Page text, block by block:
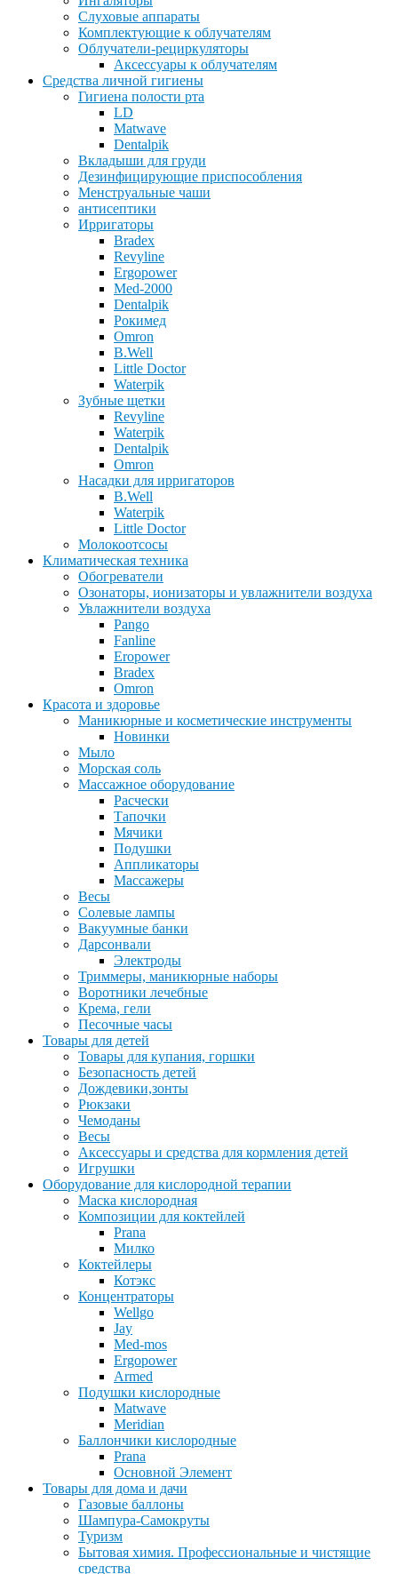
Слуховые аппараты
Комплектующие к облучателям
Облучатели-рециркуляторы
Аксессуары к облучателям
Средства личной гигиены
Гигиена полости рта
LD
Matwave
Dentalpik
Вкладыши для груди
Дезинфицирующие приспособления
Менструальные чаши
антисептики
Ирригаторы
Bradex
Revyline
Ergopower
Med-2000
Dentalpik
Рокимед
Omron
B.Well
Little Doctor
Waterpik
Зубные щетки
Revyline
Waterpik
Dentalpik
Omron
Насадки для ирригаторов
B.Well
Waterpik
Little Doctor
Молокоотсосы
Климатическая техника
Обогреватели
Озонаторы, ионизаторы и увлажнители воздуха
Увлажнители воздуха
Pango
Fanline
Eropower
Bradex
Omron
Красота и здоровье
Маникюрные и косметические инструменты
Новинки
Мыло
Морская соль
Массажное оборудование
Расчески
Тапочки
Мячики
Подушки
Аппликаторы
Массажеры
Весы
Солевые лампы
Вакуумные банки
Дарсонвали
Электроды
Триммеры, маникюрные наборы
Воротники лечебные
Крема, гели
Песочные часы
Товары для детей
Товары для купания, горшки
Безопасность детей
Дождевики,зонты
Рюкзаки
Чемоданы
Весы
Аксессуары и средства для кормления детей
Игрушки
Оборудование для кислородной терапии
Маска кислородная
Композиции для коктейлей
Prana
Милко
Коктейлеры
Котэкс
Концентраторы
Wellgo
Jay
Med-mos
Ergopower
Armed
Подушки кислородные
Matwave
Meridian
Баллончики кислородные
Prana
Основной Элемент
Товары для дома и дачи
Газовые баллоны
Шампура-Самокруты
Туризм
Бытовая химия. Профессиональные и чистящие
средства